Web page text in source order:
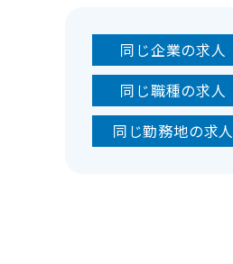
同じ企業の求人
同じ職種の求人
同じ勤務地の求人